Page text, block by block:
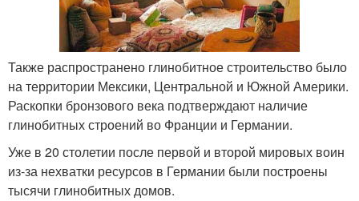
Также распространено глинобитное строительство было
на территории Мексики, Центральной и Южной Америки.
Раскопки бронзового века подтверждают наличие
глинобитных строений во Франции и Германии.
Уже в 20 столетии после первой и второй мировых воин
из-за нехватки ресурсов в Германии были построены
тысячи глинобитных домов.